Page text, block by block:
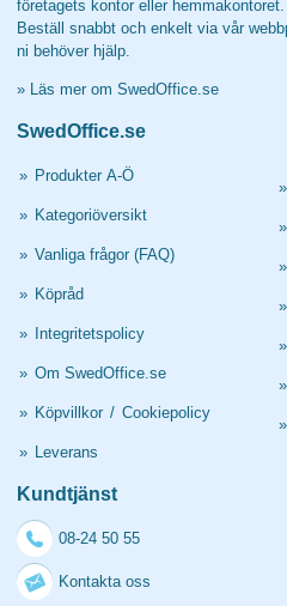
företagets kontor eller hemmakontoret.
Beställ snabbt och enkelt via vår
ni behöver hjälp.
» Läs mer om SwedOffice.se
SwedOffice.se
» Produkter A-Ö
» Kategoriöversikt
» Vanliga frågor (FAQ)
» Köpråd
» Integritetspolicy
» Om SwedOffice.se
» Köpvillkor / Cookiepolicy
» Leverans
»
»
»
»
»
»
»
Kundtjänst
08-24 50 55
Kontakta oss